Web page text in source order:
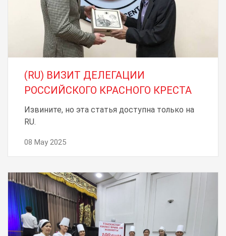
(RU) ВИЗИТ ДЕЛЕГАЦИИ
РОССИЙСКОГО КРАСНОГО КРЕСТА
Извините, но эта статья доступна только на
RU.
08 May 2025